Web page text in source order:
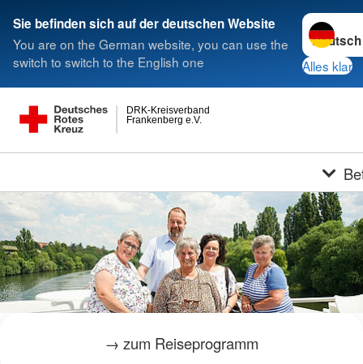
Sie befinden sich auf der deutschen Website
You are on the German website, you can use the
switch to switch to the English one
Sprache
Alles klar
Frankenberg e.V.
DRK-Kreisverband
→ zum Reiseprogramm